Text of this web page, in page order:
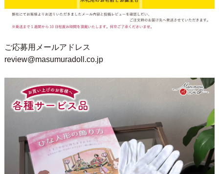
ご応募用メールアドレス
review@masumuradoll.co.jp